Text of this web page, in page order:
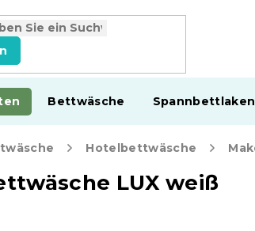
Bettwäsche Spannbettlaken
Hotelbettwäsche
LUX weiß